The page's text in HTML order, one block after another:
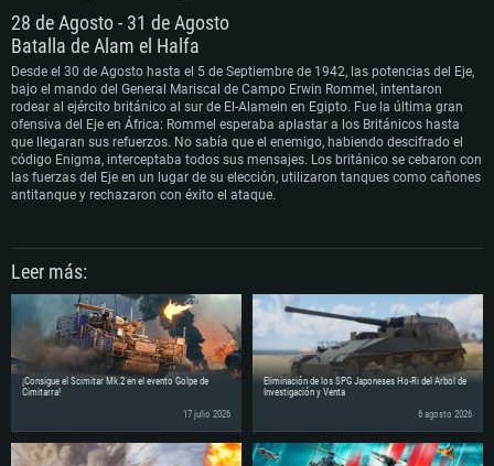
28 de Agosto - 31 de Agosto
Batalla de Alam el Halfa
Desde el 30 de Agosto hasta el 5 de Septiembre de 1942, las potencias del Eje,
bajo el mando del General Mariscal de Campo Erwin Rommel, intentaron
rodear al ejército británico al sur de El-Alamein en Egipto. Fue la última gran
ofensiva del Eje en África: Rommel esperaba aplastar a los Británicos hasta
que llegaran sus refuerzos. No sabía que el enemigo, habiendo descifrado el
código Enigma, interceptaba todos sus mensajes. Los británico se cebaron con
las fuerzas del Eje en un lugar de su elección, utilizaron tanques como cañones
antitanque y rechazaron con éxito el ataque.
Leer más:
¡Consigue el Scimitar Mk.2 en el evento Golpe de
Cimitarra!
17 julio 2026
Eliminación de los SPG Japoneses Ho-Ri del Árbol de
Investigación y Venta
6 agosto 2026